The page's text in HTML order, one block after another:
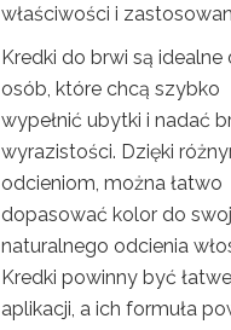
właściwości i
Kredki do brwi są idealne
osób, które chcą szybko
wypełnić ubytki i nadać
wyrazistości. Dzięki
odcieniom, można łatwo
dopasować kolor do
naturalnego odcienia
Kredki powinny być
aplikacji, a ich formuła